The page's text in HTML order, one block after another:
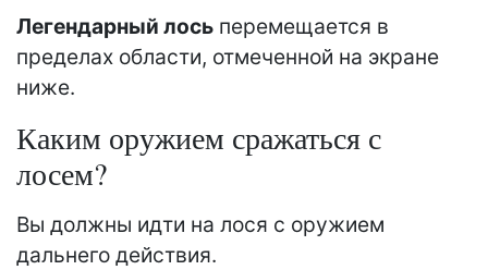
Легендарный лось перемещается в
пределах области, отмеченной на экране
ниже.
Каким оружием сражаться с
лосем?
Вы должны идти на лося с оружием
дальнего действия.